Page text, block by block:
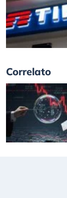
Correlato